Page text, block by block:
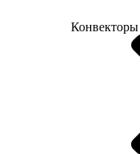
Конвекторы